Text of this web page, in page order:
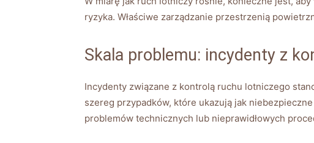
ryzyka. Właściwe zarządzanie przestrzenią⁢
Skala problemu: incydenty z
Incydenty związane z⁢ kontrolą ruchu lotniczego
szereg przypadków, które ukazują jak
problemów⁤ technicznych lub nieprawidłowych